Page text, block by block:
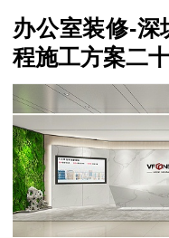
办公室装修-深
程施工方案二